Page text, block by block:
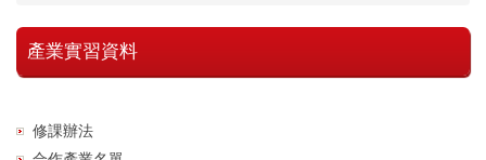
產業實習資料
修課辦法